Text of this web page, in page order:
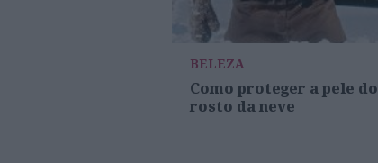
BELEZA
Como proteger a pele do
rosto da neve